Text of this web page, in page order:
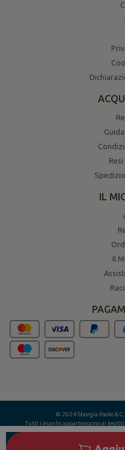
IL
Il
© 2024 Sborgia Paolo &
Tutti i marchi appartengono ai
prodotti, nomi commerciali, nomi